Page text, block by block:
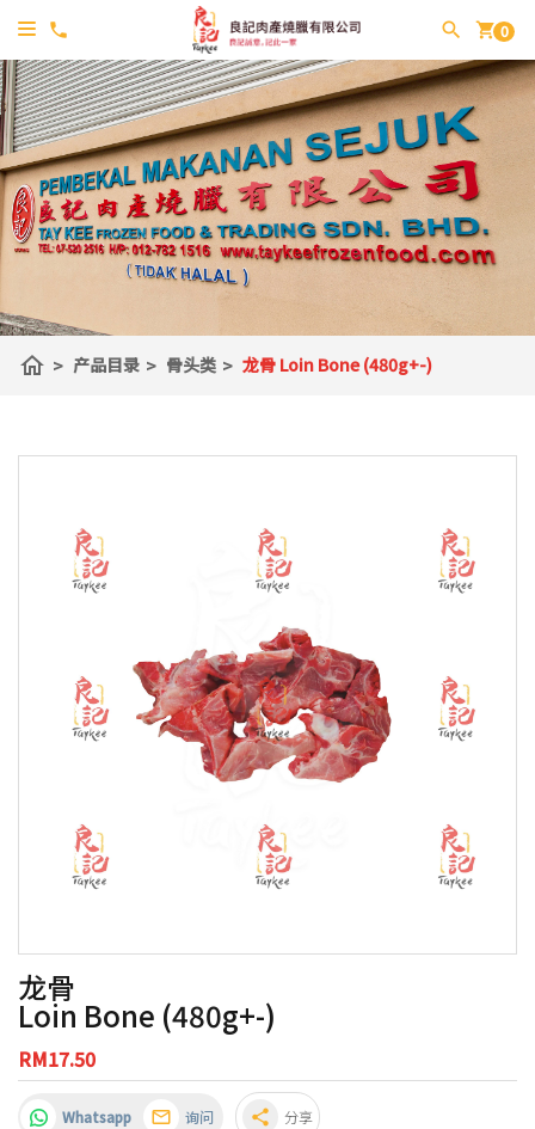
shopping_cart0
home > 产品目录 > 骨头类 > 龙骨 Loin Bone (480g+-)
龙骨
Loin Bone (480g+-)
RM17.50
Whatsapp 询问 share 分享